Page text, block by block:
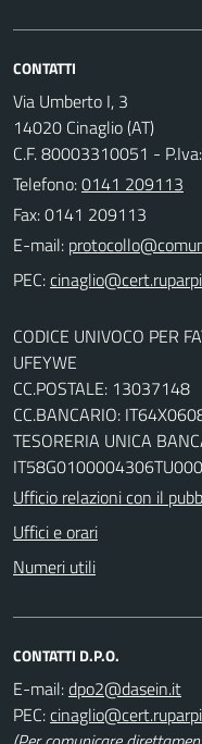
CONTATTI
Via Umberto I, 3
14020 Cinaglio (AT)
C.F. 80003310051 -
Telefono:0141 209113
Fax: 0141 209113
E-mail:
PEC:
CODICE UNIVOCO PER
UFEYWE
CC.POSTALE: 13037148
CC.BANCARIO:
TESORERIA UNICA
Ufficio relazioni con il
Uffici e orari
Numeri utili
CONTATTI D.P.O.
E-mail:
PEC: